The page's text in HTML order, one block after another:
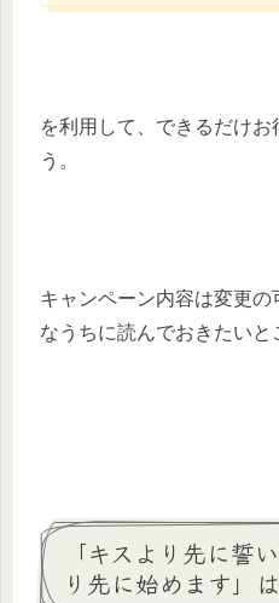
を利用して、できるだけお
う。
キャンペーン内容は変更
なうちに読んでおきたいと
「キスより先に誓
り先に始めます」